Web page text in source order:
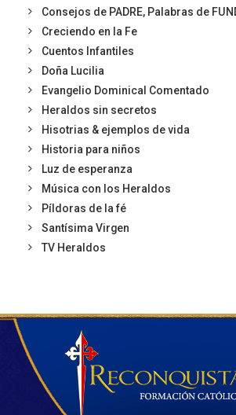
Consejos de PADRE, Palabras de
Creciendo en la Fe
Cuentos Infantiles
Doña Lucilia
Evangelio Dominical Comentado
Heraldos sin secretos
Hisotrias & ejemplos de vida
Historia para niños
Luz de esperanza
Música con los Heraldos
Píldoras de la fé
Santísima Virgen
TV Heraldos